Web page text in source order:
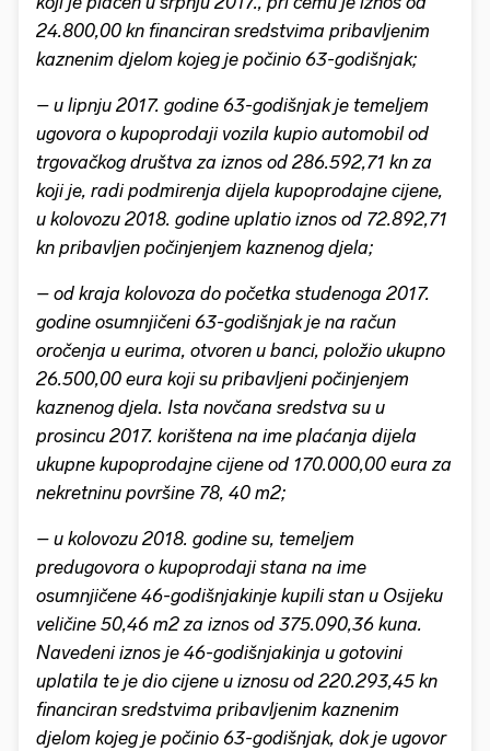
24.800,00 kn financiran sredstvima pribavljenim
kaznenim djelom kojeg je počinio 63-godišnjak;
– u lipnju 2017. godine 63-godišnjak je temeljem
ugovora o kupoprodaji vozila kupio automobil od
trgovačkog društva za iznos od 286.592,71 kn za
koji je, radi podmirenja dijela kupoprodajne cijene,
u kolovozu 2018. godine uplatio iznos od 72.892,71
kn pribavljen počinjenjem kaznenog djela;
– od kraja kolovoza do početka studenoga 2017.
godine osumnjičeni 63-godišnjak je na račun
oročenja u eurima, otvoren u banci, položio ukupno
26.500,00 eura koji su pribavljeni počinjenjem
kaznenog djela. Ista novčana sredstva su u
prosincu 2017. korištena na ime plaćanja dijela
ukupne kupoprodajne cijene od 170.000,00 eura za
nekretninu površine 78, 40 m2;
– u kolovozu 2018. godine su, temeljem
predugovora o kupoprodaji stana na ime
osumnjičene 46-godišnjakinje kupili stan u Osijeku
veličine 50,46 m2 za iznos od 375.090,36 kuna.
Navedeni iznos je 46-godišnjakinja u gotovini
uplatila te je dio cijene u iznosu od 220.293,45 kn
financiran sredstvima pribavljenim kaznenim
djelom kojeg je počinio 63-godišnjak, dok je ugovor